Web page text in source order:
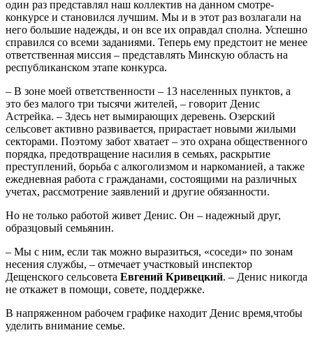
один раз представлял наш коллектив на данном смотре-
конкурсе и становился лучшим. Мы и в этот раз возлагали на
него большие надежды, и он все их оправдал сполна. Успешно
справился со всеми заданиями. Теперь ему предстоит не менее
ответственная миссия – представлять Минскую область на
республиканском этапе конкурса.
– В зоне моей ответственности – 13 населенных пунктов, а
это без малого три тысячи жителей, – говорит Денис
Астрейка. – Здесь нет вымирающих деревень. Озерский
сельсовет активно развивается, прирастает новыми жилыми
секторами. Поэтому забот хватает – это охрана общественного
порядка, предотвращение насилия в семьях, раскрытие
преступлений, борьба с алкоголизмом и наркоманией, а также
ежедневная работа с гражданами, состоящими на различных
учетах, рассмотрение заявлений и другие обязанности.
Но не только работой живет Денис. Он – надежный друг,
образцовый семьянин.
– Мы с ним, если так можно выразиться, «соседи» по зонам
несения службы, – отмечает участковый инспектор
Дещенского сельсовета Евгений Кривецкий. – Денис никогда
не откажет в помощи, совете, поддержке.
В напряженном рабочем графике находит Денис время,чтобы
уделить внимание семье.